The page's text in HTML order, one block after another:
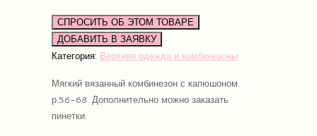
СПРОСИТЬ ОБ ЭТОМ ТОВАРЕ
Категория: Верхняя одежда и комбинезоны
Мягкий вязанный комбинезон с капюшоном.
р.56-68. Дополнительно можно заказать
пинетки.